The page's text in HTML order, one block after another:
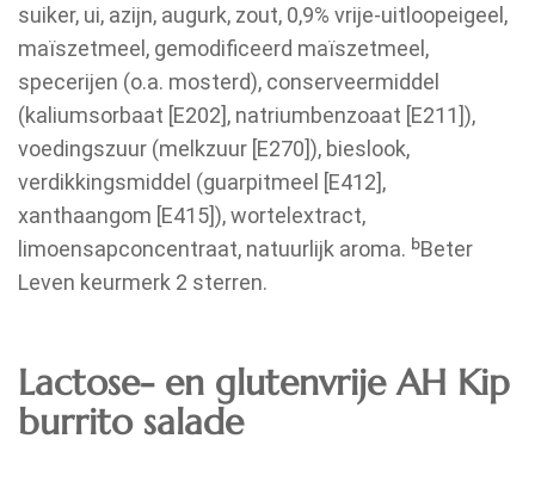
suiker, ui, azijn, augurk, zout, 0,9% vrije-uitloopeigeel,
maïszetmeel, gemodificeerd maïszetmeel,
specerijen (o.a. mosterd), conserveermiddel
(kaliumsorbaat [E202], natriumbenzoaat [E211]),
voedingszuur (melkzuur [E270]), bieslook,
verdikkingsmiddel (guarpitmeel [E412],
xanthaangom [E415]), wortelextract,
limoensapconcentraat, natuurlijk aroma. ᵇBeter
Leven keurmerk 2 sterren.
Lactose- en glutenvrije AH Kip
burrito salade